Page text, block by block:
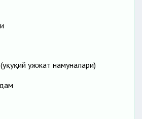
ҳужжат намуналари)